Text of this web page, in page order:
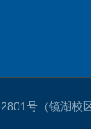
号（镜湖校